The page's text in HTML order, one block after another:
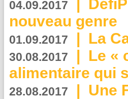
04.09.2017 |
nouveau genre
01.09.2017 | La
30.08.2017 | Le «
alimentaire qui
28.08.2017 | Une